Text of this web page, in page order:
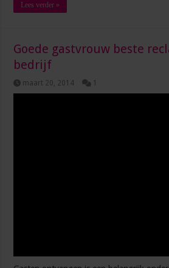
Lees verder »
Goede gastvrouw beste
bedrijf
maart 20, 2014